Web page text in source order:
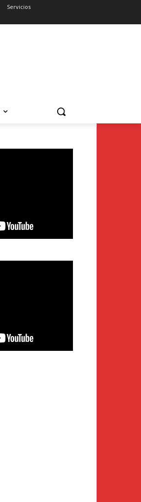
Servicios